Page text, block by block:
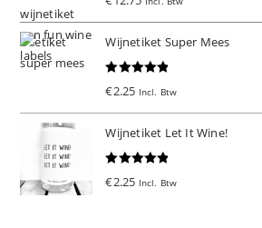
Wijnetiket Super Mees
€2.25 Incl. Btw
Wijnetiket Let It Wine!
€2.25 Incl. Btw